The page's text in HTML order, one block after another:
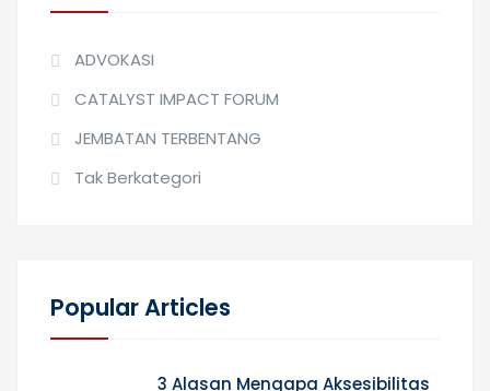
ADVOKASI
CATALYST IMPACT FORUM
JEMBATAN TERBENTANG
Tak Berkategori
Popular Articles
3 Alasan Mengapa Aksesibilitas